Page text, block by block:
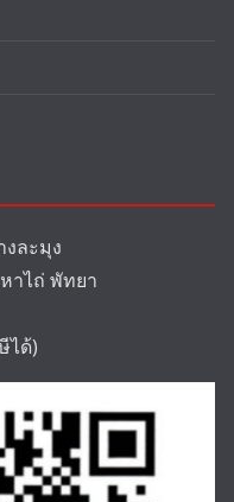
ละมุง
าไถ่ พัทยา
ได้)